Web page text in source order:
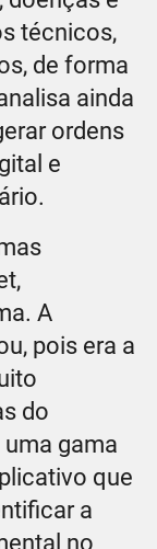
técnicos,
de forma
ainda
ordens
e
A
pois era a
do
gama
que
a
no